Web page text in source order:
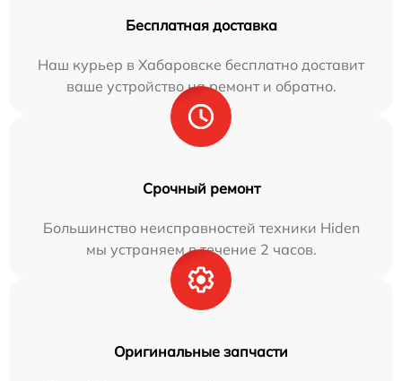
Бесплатная доставка
Наш курьер в Хабаровске бесплатно доставит
ваше устройство на ремонт и обратно.
Срочный ремонт
Большинство неисправностей техники Hiden
мы устраняем в течение 2 часов.
Оригинальные запчасти